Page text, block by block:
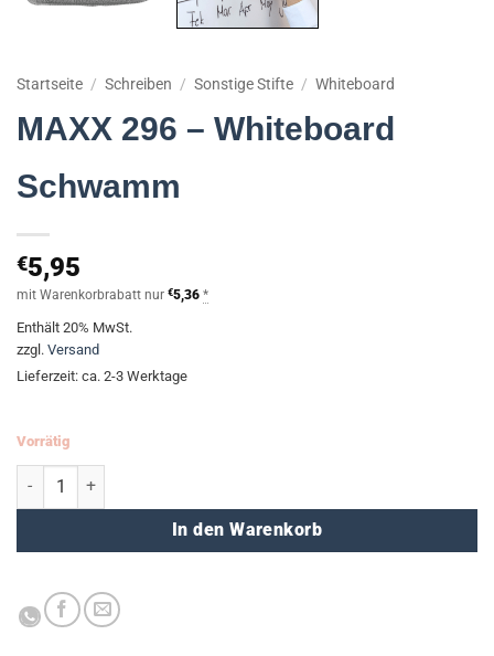
Startseite / Schreiben / Sonstige Stifte / Whiteboard
MAXX 296 – Whiteboard
Schwamm
€5,95
mit Warenkorbrabatt nur €5,36 *
Enthält 20% MwSt.
zzgl. Versand
Lieferzeit: ca. 2-3 Werktage
Vorrätig
MAXX 296 - Whiteboard Schwamm Menge
In den Warenkorb